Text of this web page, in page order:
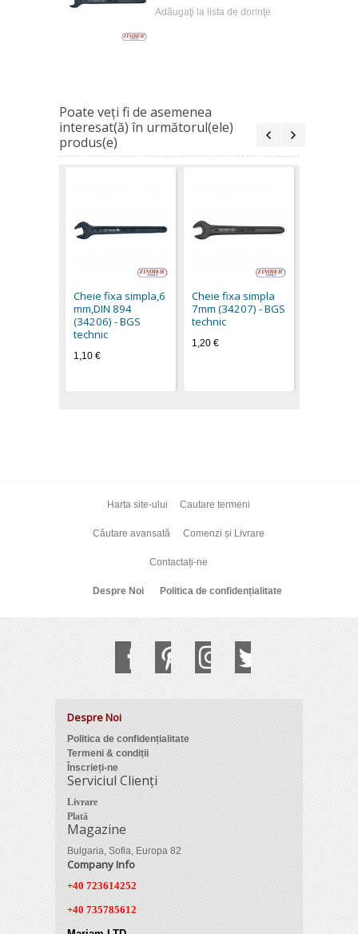
Adăugaţi la lista de dorinţe
Poate veţi fi de asemenea
interesat(ă) în următorul(ele)
produs(e)
Cheie fixa simpla,6
mm,DIN 894
(34206) - BGS
technic
1,10 €
Cheie fixa simpla
7mm (34207) - BGS
technic
1,20 €
Harta site-ului Cautare termeni
Căutare avansată Comenzi și Livrare
Contactați-ne
Despre Noi Politica de confidențialitate
Despre Noi
Politica de confidențialitate
Termeni & condiții
Înscrieți-ne
Serviciul Clienți
Livrare
Plată
Magazine
Bulgaria, Sofia, Europa 82
Company Info
+40 723614252
+40 735785612